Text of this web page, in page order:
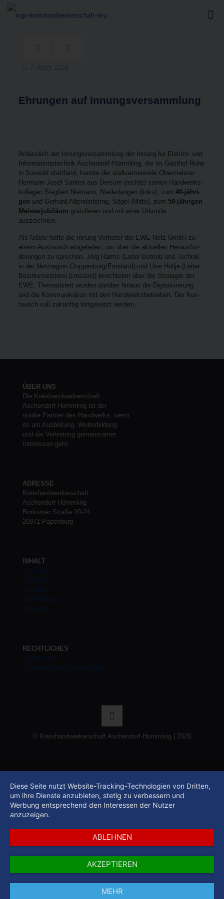
Ehrun­gen auf Innungsversammlung
Anläss­lich der Innungs­ver­samm­lung der Innung für Elek­tro- und
Infor­ma­ti­ons­tech­nik Aschen­dorf-Hümm­ling, die im Gast­hof Ruhe
in Sur­wold statt­fand, konn­te der stell­ver­tre­ten­de Ober­meis­ter
Her­mann-Josef San­ten aus Der­sum (rechts) sei­nen Hand­werks­
kol­le­gen Sieg­bert Nie­mann, Nie­der­lan­gen (links), zum 40-jäh­ri­
gen und Ger­hard Alten­dei­te­ring, Sögel (Mit­te), zum 50-jäh­ri­gen
Meis­ter­ju­bi­lä­um gra­tu­lie­ren und mit einer Urkun­de
auszeichnen.
Als Gäs­te hat­te die Innung Ver­tre­ter der EWE Netz GmbH zu
einem Aus­tausch ein­ge­la­den, um über die aktu­el­len Her­aus­for­
de­run­gen zu spre­chen. Jörg Harms (Lei­ter Betrieb und Tech­nik
in der Netz­re­gi­on Cloppenburg/Emsland) und Uwe Holl­je (Lei­ter
Bezirks­meis­te­rei Ems­land) berich­te­ten über die Stra­te­gie der
EWE. The­ma­ti­siert wur­den dar­über hin­aus die Digi­ta­li­sie­rung
und die Kom­mu­ni­ka­ti­on mit den Hand­werks­be­trie­ben. Der Aus­
tausch soll zukünf­tig fort­ge­setzt werden.
ÜBER UNS
Die Kreishandwerkerschaft
Aschendorf-Hümmling ist der
starke Partner des Handwerks, wenn
es um Ausbildung, Weiterbildung
und die Vertretung gemeinsamer
Interessen geht.
ADRESSE
Kreishandwerkerschaft
Aschendorf-Hümmling
Borkumer Straße 20-24
26871 Papenburg
INHALT
Über uns
Innungen
Betriebe
Weiterbildung
Aktuelles
RECHTLICHES
Impressum
Erklärung zum Datenschutz
© Kreishandwerkerschaft Aschendorf-Hümmling | 2026
Diese Seite nutzt Website-Tracking-Technologien von Dritten,
um ihre Dienste anzubieten, stetig zu verbessern und
Werbung entsprechend den Interessen der Nutzer
anzuzeigen.
ABLEHNEN
AKZEPTIEREN
MEHR